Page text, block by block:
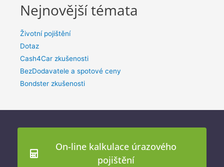
Nejnovější témata
Životní pojištění
Dotaz
Cash4Car zkušenosti
BezDodavatele a spotové ceny
Bondster zkušenosti
On-line kalkulace úrazového
pojištění